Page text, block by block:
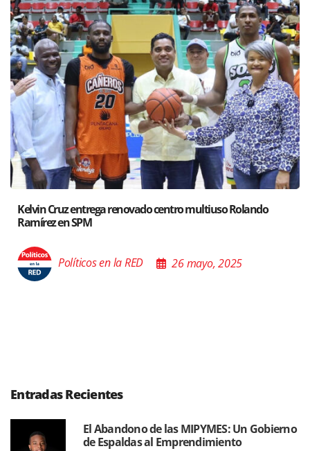
Santiago acoge exposición del Ministro de Cultura sobre “El
Poder de las Buenas Palabras”
Políticos en la RED 26 mayo, 2025
Entradas Recientes
El Abandono de las MIPYMES: Un Gobierno
de Espaldas al Emprendimiento